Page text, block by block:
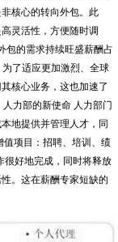
核心的转向外包。此
灵活性，方便随时调
包的需求持续旺盛薪酬占
了适应更加激烈、全球
核心业务，这也加速了
力部的新使命 人力部门
地提供并管理人才，同
值项目：招聘、培训、绩
很好地完成，同时将释放
。这在薪酬专家短缺的